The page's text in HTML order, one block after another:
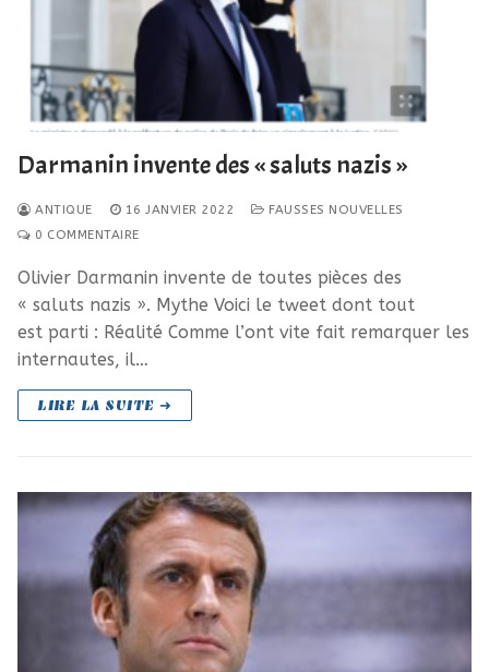
Darmanin invente des « saluts nazis »
ANTIQUE 16 JANVIER 2022
FAUSSES NOUVELLES
0 COMMENTAIRE
Olivier Darmanin invente de toutes pièces des
« saluts nazis ». Mythe Voici le tweet dont tout
est parti : Réalité Comme l’ont vite fait remarquer les
internautes, il…
LIRE LA SUITE ➜